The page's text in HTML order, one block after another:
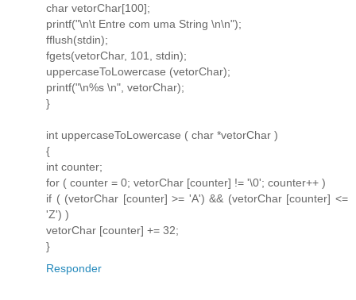
char vetorChar[100];
printf("\n\t Entre com uma String \n\n");
fflush(stdin);
fgets(vetorChar, 101, stdin);
uppercaseToLowercase (vetorChar);
printf("\n%s \n", vetorChar);
}
int uppercaseToLowercase ( char *vetorChar )
{
int counter;
for ( counter = 0; vetorChar [counter] != '\0'; counter++ )
if ( (vetorChar [counter] >= 'A') && (vetorChar [counter] <=
'Z') )
vetorChar [counter] += 32;
}
Responder